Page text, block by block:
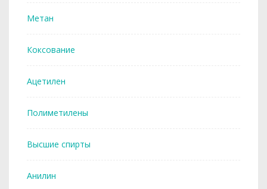
Метан
Коксование
Ацетилен
Полиметилены
Высшие спирты
Анилин